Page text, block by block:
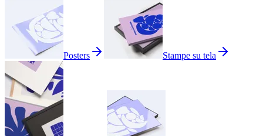
Posters Stampe su tela